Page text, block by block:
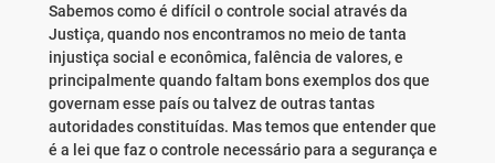
Sabemos como é difícil o controle social através da
Justiça, quando nos encontramos no meio de tanta
injustiça social e econômica, falência de valores, e
principalmente quando faltam bons exemplos dos que
governam esse país ou talvez de outras tantas
autoridades constituídas. Mas temos que entender que
é a lei que faz o controle necessário para a segurança e